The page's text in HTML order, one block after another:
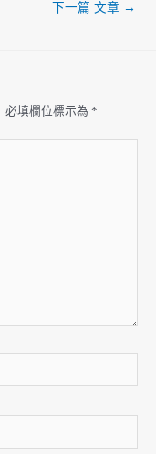
下一篇 文章 →
必填欄位標示為 *